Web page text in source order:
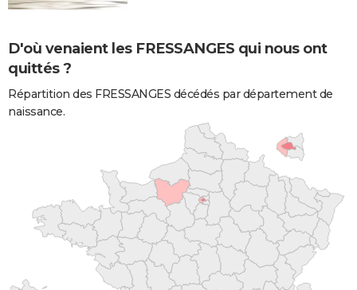
D'où venaient les FRESSANGES qui nous ont
quittés ?
Répartition des FRESSANGES décédés par département de
naissance.